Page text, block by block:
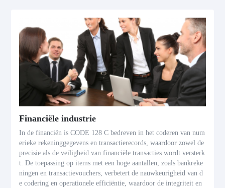
Financiële industrie
In de financiën is CODE 128 C bedreven in het coderen van num
erieke rekeninggegevens en transactierecords, waardoor zowel de
precisie als de veiligheid van financiële transacties wordt versterk
t. De toepassing op items met een hoge aantallen, zoals bankreke
ningen en transactievouchers, verbetert de nauwkeurigheid van d
e codering en operationele efficiëntie, waardoor de integriteit en